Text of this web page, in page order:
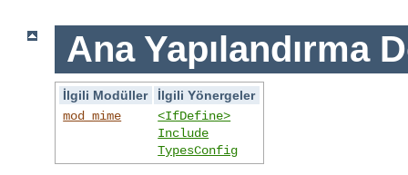
Ana Yapılandırma
İlgili Modüller
İlgili Yönergeler
mod_mime
<IfDefine>
Include
TypesConfig